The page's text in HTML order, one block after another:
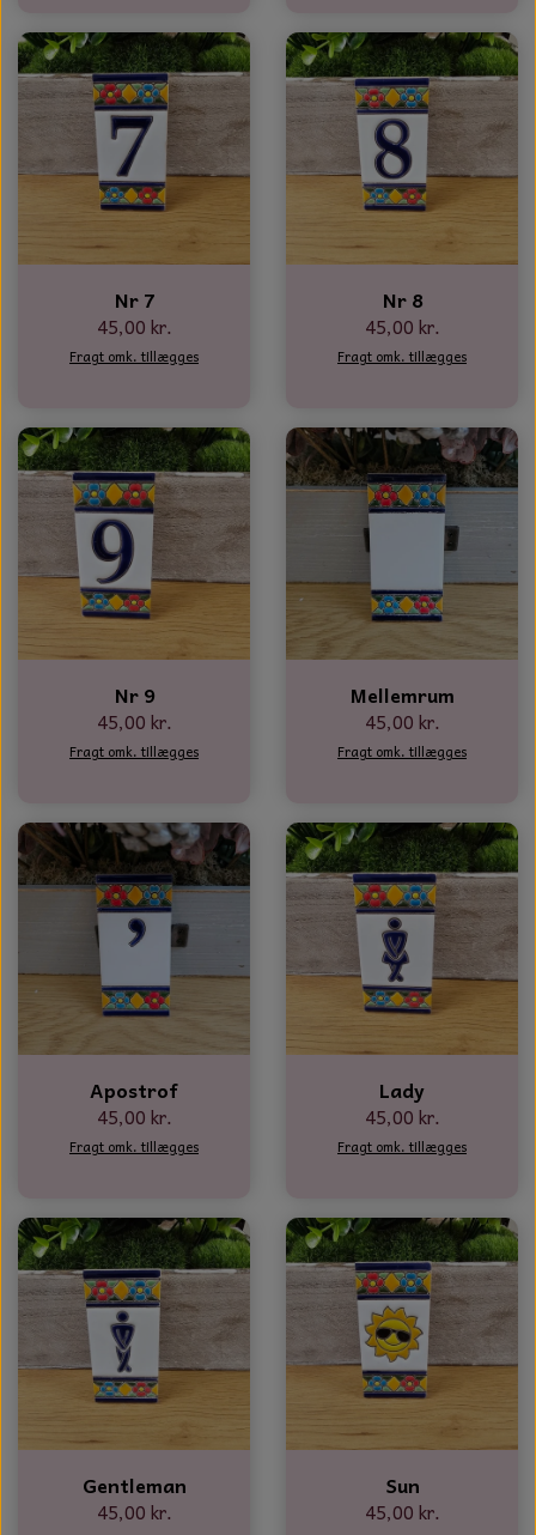
Nr 7
45,00 kr.
Fragt omk. tillægges
Nr 8
45,00 kr.
Fragt omk. tillægges
Nr 9
45,00 kr.
Fragt omk. tillægges
Mellemrum
45,00 kr.
Fragt omk. tillægges
Apostrof
45,00 kr.
Fragt omk. tillægges
Lady
45,00 kr.
Fragt omk. tillægges
Gentleman
45,00 kr.
Sun
45,00 kr.